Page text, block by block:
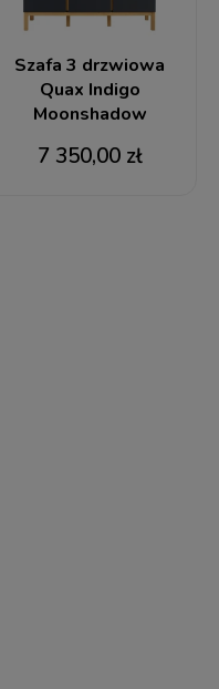
Szafa 3 drzwiowa
Quax Indigo
Moonshadow
7 350,00 zł